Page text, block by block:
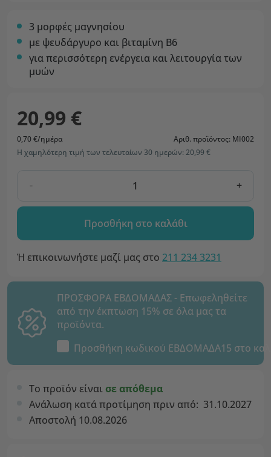
3 μορφές μαγνησίου
με ψευδάργυρο και βιταμίνη Β6
για περισσότερη ενέργεια και λειτουργία των
μυών
20,99 €
0,70 €/ημέρα
Αριθ. προϊόντος: MI002
Η χαμηλότερη τιμή των τελευταίων 30 ημερών: 20,99 €
- +
Προσθήκη στο καλάθι
Ή επικοινωνήστε μαζί μας στο 211 234 3231
ΠΡΟΣΦΟΡΑ ΕΒΔΟΜΑΔΑΣ - Επωφεληθείτε
από την έκπτωση 15% σε όλα μας τα
προϊόντα.
Προσθήκη κωδικού ΕΒΔΟΜΑΔΑ15 στο
Το προϊόν είναι σε απόθεμα
Ανάλωση κατά προτίμηση πριν από: 31.10.2027
Αποστολή 10.08.2026